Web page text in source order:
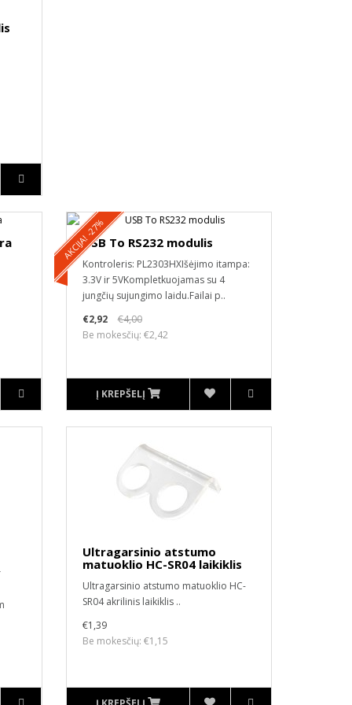
AKCIJA! -27%USB To RS232 modulis
Kontroleris: PL2303HXIšėjimo itampa:
3.3V ir 5VKompletkuojamas su 4
jungčių sujungimo laidu.Failai p..
€2,92
€4,00
Be mokesčių: €2,42
Į KREPŠELĮ
Ultragarsinio atstumo
matuoklio HC-SR04 laikiklis
Ultragarsinio atstumo matuoklio HC-
SR04 akrilinis laikiklis ..
€1,39
Be mokesčių: €1,15